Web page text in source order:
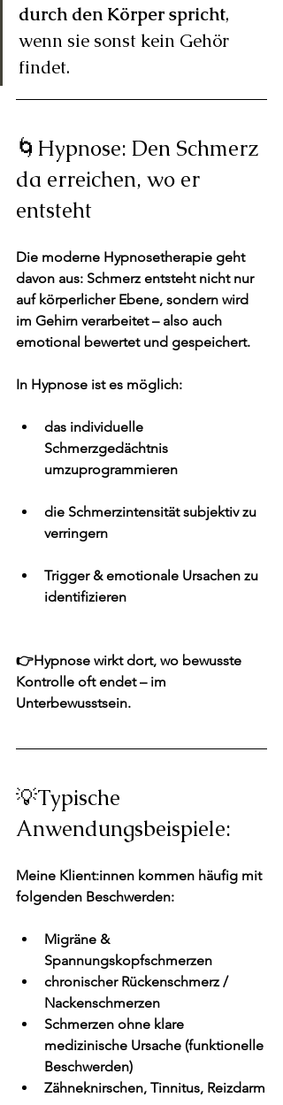
durch den Körper spricht,
wenn sie sonst kein Gehör
findet.
🌀Hypnose: Den Schmerz
da erreichen, wo er
entsteht
Die moderne Hypnosetherapie geht
davon aus: Schmerz entsteht nicht nur
auf körperlicher Ebene, sondern wird
im Gehirn verarbeitet – also auch
emotional bewertet und gespeichert.
In Hypnose ist es möglich:
das individuelle
Schmerzgedächtnis
umzuprogrammieren
die Schmerzintensität subjektiv zu
verringern
Trigger & emotionale Ursachen zu
identifizieren
👉Hypnose wirkt dort, wo bewusste
Kontrolle oft endet – im
Unterbewusstsein.
💡Typische
Anwendungsbeispiele:
Meine Klient:innen kommen häufig mit
folgenden Beschwerden:
Migräne &
Spannungskopfschmerzen
chronischer Rückenschmerz /
Nackenschmerzen
Schmerzen ohne klare
medizinische Ursache (funktionelle
Beschwerden)
Zähneknirschen, Tinnitus, Reizdarm